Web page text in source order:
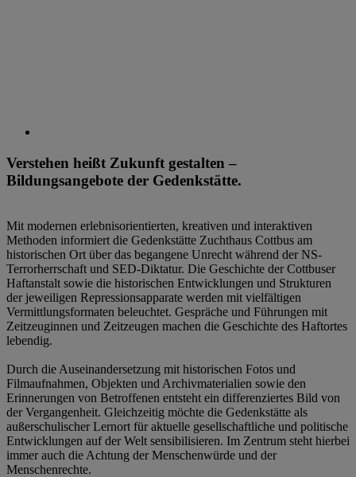
Verstehen heißt Zukunft gestalten –
Bildungsangebote der Gedenkstätte.
Mit modernen erlebnisorientierten, kreativen und interaktiven
Methoden informiert die Gedenkstätte Zuchthaus Cottbus am
historischen Ort über das begangene Unrecht während der NS-
Terrorherrschaft und SED-Diktatur. Die Geschichte der Cottbuser
Haftanstalt sowie die historischen Entwicklungen und Strukturen
der jeweiligen Repressionsapparate werden mit vielfältigen
Vermittlungsformaten beleuchtet. Gespräche und Führungen mit
Zeitzeuginnen und Zeitzeugen machen die Geschichte des Haftortes
lebendig.
Durch die Auseinandersetzung mit historischen Fotos und
Filmaufnahmen, Objekten und Archivmaterialien sowie den
Erinnerungen von Betroffenen entsteht ein differenziertes Bild von
der Vergangenheit. Gleichzeitig möchte die Gedenkstätte als
außerschulischer Lernort für aktuelle gesellschaftliche und politische
Entwicklungen auf der Welt sensibilisieren. Im Zentrum steht hierbei
immer auch die Achtung der Menschenwürde und der
Menschenrechte.